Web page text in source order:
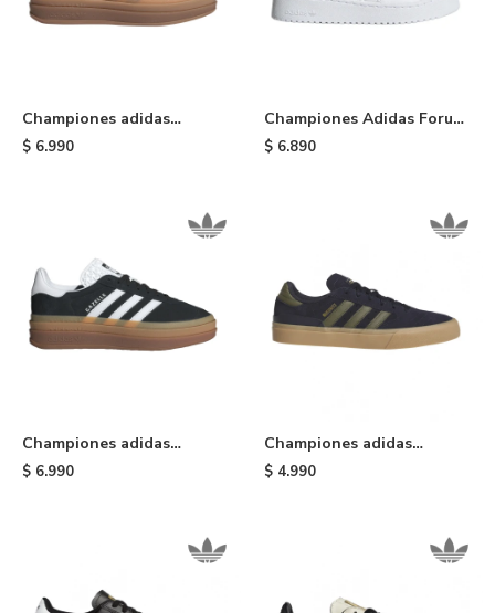
Championes adidas
Gazelle Bold - Cream
$ 6.990
Championes Adidas Forum
Bold - Cloudwhite
$ 6.890
Championes adidas
Gazelle Bold - Black
$ 6.990
Championes adidas
Busenitz Vulc II - Dark
$ 4.990